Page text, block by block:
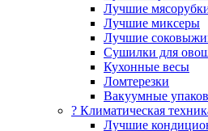
Лучшие
Лучшие миксеры
Лучшие
Сушилки для
Кухонные весы
Ломтерезки
Вакуумные
?️ Климатическая
Лучшие